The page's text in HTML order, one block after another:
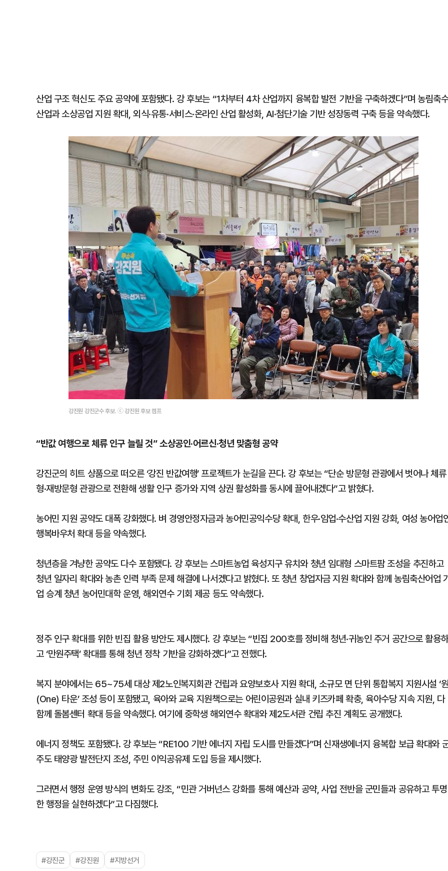
산업 구조 혁신도 주요 공약에 포함됐다. 강 후보는 “1차부터 4차 산업까지 융복합 발전 기반을 구축하겠다”며 농림축
산업과 소상공업 지원 확대, 외식·유통·서비스·온라인 산업 활성화, AI·첨단기술 기반 성장동력 구축 등을 약속했다.
강진원 강진군수 후보. ⓒ 강진원 후보 캠프
“반값 여행으로 체류 인구 늘릴 것” 소상공인·어르신·청년 맞춤형 공약
강진군의 히트 상품으로 떠오른 ‘강진 반값여행’ 프로젝트가 눈길을 끈다. 강 후보는 “단순 방문형 관광에서 벗어나 체류
형·재방문형 관광으로 전환해 생활 인구 증가와 지역 상권 활성화를 동시에 끌어내겠다”고 밝혔다.
농어민 지원 공약도 대폭 강화했다. 벼 경영안정자금과 농어민공익수당 확대, 한우·임업·수산업 지원 강화, 여성 농어업
행복바우처 확대 등을 약속했다.
청년층을 겨냥한 공약도 다수 포함됐다. 강 후보는 스마트농업 육성지구 유치와 청년 임대형 스마트팜 조성을 추진하고
청년 일자리 확대와 농촌 인력 부족 문제 해결에 나서겠다고 밝혔다. 또 청년 창업자금 지원 확대와 함께 농림축산어업
업 승계 청년 농어민대학 운영, 해외연수 기회 제공 등도 약속했다.
정주 인구 확대를 위한 빈집 활용 방안도 제시했다. 강 후보는 “빈집 200호를 정비해 청년·귀농인 주거 공간으로 활용
고 ‘만원주택’ 확대를 통해 청년 정착 기반을 강화하겠다”고 전했다.
복지 분야에서는 65~75세 대상 제2노인복지회관 건립과 요양보호사 지원 확대, 소규모 면 단위 통합복지 지원시설 ‘
(One) 타운’ 조성 등이 포함됐고, 육아와 교육 지원책으로는 어린이공원과 실내 키즈카페 확충, 육아수당 지속 지원, 다
함께 돌봄센터 확대 등을 약속했다. 여기에 중학생 해외연수 확대와 제2도서관 건립 추진 계획도 공개했다.
에너지 정책도 포함됐다. 강 후보는 “RE100 기반 에너지 자립 도시를 만들겠다”며 신재생에너지 융복합 보급 확대와
주도 태양광 발전단지 조성, 주민 이익공유제 도입 등을 제시했다.
그러면서 행정 운영 방식의 변화도 강조, “민관 거버넌스 강화를 통해 예산과 공약, 사업 전반을 군민들과 공유하고 투명
한 행정을 실현하겠다”고 다짐했다.
#강진군 #강진원 #지방선거